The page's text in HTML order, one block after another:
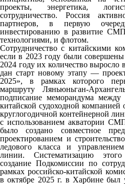
проекты, энергетика,
сотрудничество. Россия
партнеров, в первую
инвестированию в развитие
технологиями, и флотом.
Сотрудничество с китайскими
если в 2023 году были
2024 году их количество
дан старт новому этапу —
2025», в рамках которого
маршруту Ляньюньган-
подписание меморандума между
китайской судоходной компанией
круглогодичной контейнерной
с использованием акватории
было создано совместное
проектированием и
ледового класса и
линии. Систематизацию этого
создание Подкомиссии по
рамках российско-китайской
в октябре 2025 г. в Харбине был